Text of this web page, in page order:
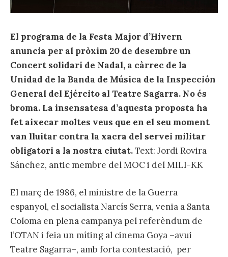
El programa de la Festa Major d’Hivern
anuncia per al pròxim 20 de desembre un
Concert solidari de Nadal, a càrrec de la
Unidad de la Banda de Música de la Inspección
General del Ejército al Teatre Sagarra. No és
broma. La insensatesa d’aquesta proposta ha
fet aixecar moltes veus que en el seu moment
van lluitar contra la xacra del servei militar
obligatori a la nostra ciutat.Text: Jordi Rovira
Sánchez, antic membre del MOC i del MILI-KK
El març de 1986, el ministre de la Guerra
espanyol, el socialista Narcís Serra, venia a Santa
Coloma en plena campanya pel referèndum de
l’OTAN i feia un míting al cinema Goya –avui
Teatre Sagarra–, amb forta contestació, per